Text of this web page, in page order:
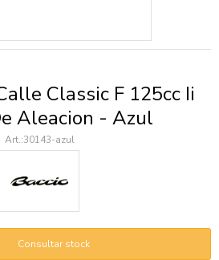
Classic F 125cc Ii
Aleacion - Azul
30143-azul
Consultar stock